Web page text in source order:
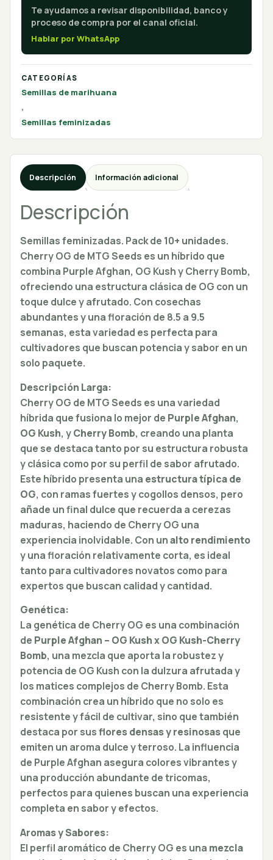
Te ayudamos a revisar disponibilidad, banco y
proceso de compra por el canal oficial.
Hablar por WhatsApp
CATEGORÍAS
Semillas de marihuana
,
Semillas feminizadas
Descripción Información adicional
Descripción
Semillas feminizadas. Pack de 10+ unidades.
Cherry OG de MTG Seeds es un híbrido que
combina Purple Afghan, OG Kush y Cherry Bomb,
ofreciendo una estructura clásica de OG con un
toque dulce y afrutado. Con cosechas
abundantes y una floración de 8.5 a 9.5
semanas, esta variedad es perfecta para
cultivadores que buscan potencia y sabor en un
solo paquete.
Descripción Larga:
Cherry OG de MTG Seeds es una variedad
híbrida que fusiona lo mejor de Purple Afghan,
OG Kush, yCherry Bomb, creando una planta
que se destaca tanto por su estructura robusta
y clásica como por su perfil de sabor afrutado.
Este híbrido presenta una estructura típica de
OG, con ramas fuertes y cogollos densos, pero
añade un final dulce que recuerda a cerezas
maduras, haciendo de Cherry OG una
experiencia inolvidable. Con unalto rendimiento
y una floración relativamente corta, es ideal
tanto para cultivadores novatos como para
expertos que buscan calidad y cantidad.
Genética:
La genética de Cherry OG es una combinación
de Purple Afghan – OG Kush x OG Kush-Cherry
Bomb, una mezcla que aporta la robustez y
potencia de OG Kush con la dulzura afrutada y
los matices complejos de Cherry Bomb. Esta
combinación crea un híbrido que no solo es
resistente y fácil de cultivar, sino que también
destaca por susflores densas y resinosasque
emiten un aroma dulce y terroso. La influencia
de Purple Afghan asegura colores vibrantes y
una producción abundante de tricomas,
perfectos para quienes buscan una experiencia
completa en sabor y efectos.
Aromas y Sabores:
El perfil aromático de Cherry OG es una mezcla